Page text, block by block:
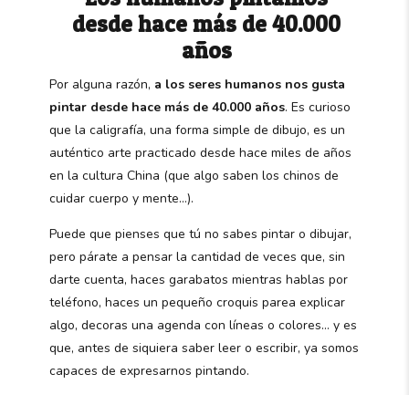
desde hace más de 40.000
años
Por alguna razón, a los seres humanos nos gusta
pintar desde hace más de 40.000 años. Es curioso
que la caligrafía, una forma simple de dibujo, es un
auténtico arte practicado desde hace miles de años
en la cultura China (que algo saben los chinos de
cuidar cuerpo y mente…).
Puede que pienses que tú no sabes pintar o dibujar,
pero párate a pensar la cantidad de veces que, sin
darte cuenta, haces garabatos mientras hablas por
teléfono, haces un pequeño croquis parea explicar
algo, decoras una agenda con líneas o colores… y es
que, antes de siquiera saber leer o escribir, ya somos
capaces de expresarnos pintando.